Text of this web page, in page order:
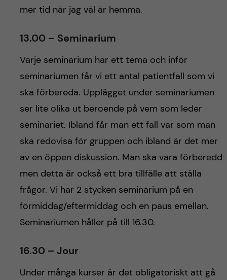
mer tid när jag väl är hemma.
13.00 – Seminarium
Varje seminarium har ett tema och inför
seminariumen får vi ett antal patientfall som vi
ska förbereda. Upplägget under seminariumen
ser lite olika ut beroende på vem som leder
seminariet. Ibland får man ett fall var som man
ska redovisa för gruppen och ibland är det mer
av en öppen diskussion. Man ska vara förberedd
men detta är också ett bra tillfälle att ställa
frågor. Vi har 2 stycken seminarium på en
förmiddag/eftermiddag och en paus emellan.
Seminariumen håller på till 16.30.
16.30 – Jour
Under många kurser är det obligatoriskt att gå